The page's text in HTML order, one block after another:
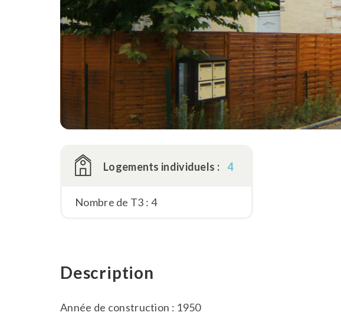
Logements individuels : 4
Nombre de T3 : 4
Description
Année de construction : 1950